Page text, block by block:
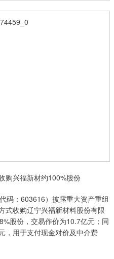
兴福新材约100%股份
：603616）披露重大资产重组
式收购辽宁兴福新材料股份有限
股份，交易作价为10.7亿元；同
，用于支付现金对价及中介费